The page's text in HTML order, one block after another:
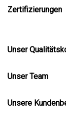
Zertifizierungen
Unser
Unser Team
Unsere